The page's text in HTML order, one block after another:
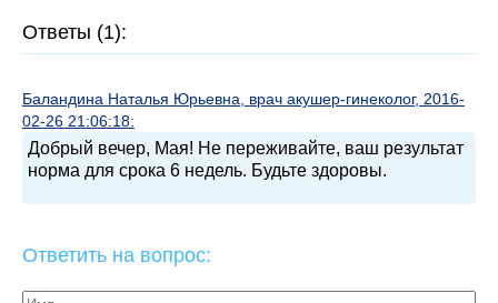
Ответы (1):
Баландина Наталья Юрьевна, врач акушер-гинеколог, 2016-
02-26 21:06:18:
Добрый вечер, Мая! Не переживайте, ваш результат
норма для срока 6 недель. Будьте здоровы.
Ответить на вопрос: